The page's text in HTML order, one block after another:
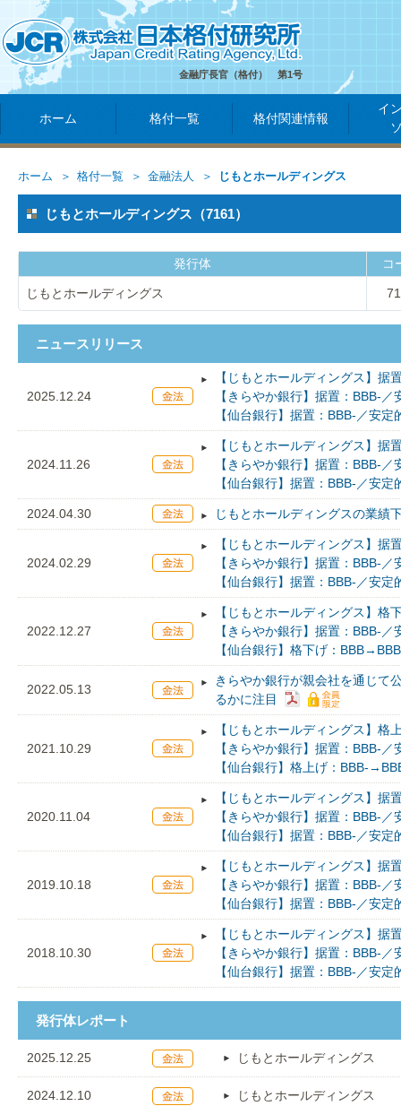
金融庁長官（格付） 第1号
ホーム 格付一覧 格付関連情報
イ
ホーム 格付一覧 金融法人 じもとホールディングス
じもとホールディングス（7161）
発行体 コ
じもとホールディングス
ニュースリリース
2025.12.24
【じもとホールディングス】据
【きらやか銀行】据置：BBB-／
【仙台銀行】据置：BBB-／安定
2024.11.26
【じもとホールディングス】据
【きらやか銀行】据置：BBB-／
【仙台銀行】据置：BBB-／安定
2024.04.30 じもとホールディングスの業績
2024.02.29
【じもとホールディングス】据
【きらやか銀行】据置：BBB-／
【仙台銀行】据置：BBB-／安定
2022.12.27
【じもとホールディングス】
【きらやか銀行】据置：BBB-／
【仙台銀行】格下げ：
2022.05.13
きらやか銀行が親会社を通じて
るかに注目
2021.10.29
【じもとホールディングス】
【きらやか銀行】据置：BBB-／
【仙台銀行】格上げ：BBB-
2020.11.04
【じもとホールディングス】据
【きらやか銀行】据置：BBB-／
【仙台銀行】据置：BBB-／安定
2019.10.18
【じもとホールディングス】据
【きらやか銀行】据置：BBB-／
【仙台銀行】据置：BBB-／安定
2018.10.30
【じもとホールディングス】据
【きらやか銀行】据置：BBB-／
【仙台銀行】据置：BBB-／安定
発行体レポート
2025.12.25 じもとホールディングス
2024.12.10 じもとホールディングス